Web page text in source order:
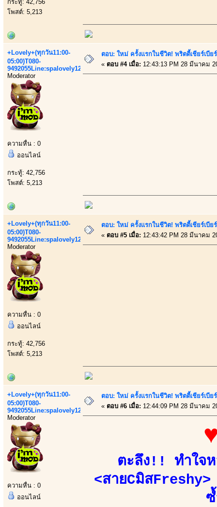
กระทู้: 42,756
โพสต์: 5,213
+Lovely+(ทุกวัน11:00-
05:00)T080-
9492055Line:spalovely123
Moderator
ความหื่น : 0
ออนไลน์
กระทู้: 42,756
โพสต์: 5,213
ตอบ: ใหม่ ครั้งแรกในชีวิต! พริตตี้เชียร์เบี
« ตอบ #4 เมื่อ: 12:43:13 PM 28 มีนาคม
+Lovely+(ทุกวัน11:00-
05:00)T080-
9492055Line:spalovely123
Moderator
ความหื่น : 0
ออนไลน์
กระทู้: 42,756
โพสต์: 5,213
ตอบ: ใหม่ ครั้งแรกในชีวิต! พริตตี้เชียร์เบี
« ตอบ #5 เมื่อ: 12:43:42 PM 28 มีนาคม
+Lovely+(ทุกวัน11:00-
05:00)T080-
9492055Line:spalovely123
Moderator
ความหื่น : 0
ออนไลน์
ตอบ: ใหม่ ครั้งแรกในชีวิต! พริตตี้เชียร์เบี
« ตอบ #6 เมื่อ: 12:44:09 PM 28 มีนาคม
ตะลึง!! ทำใจ
<สายCมิส